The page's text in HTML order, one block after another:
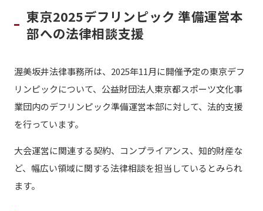
東京2025デフリンピック 準備運営本
部への法律相談支援
渥美坂井法律事務所は、2025年11月に開催予定の東京デフ
リンピックについて、公益財団法人東京都スポーツ文化事
業団内のデフリンピック準備運営本部に対して、法的支援
を行っています。
大会運営に関連する契約、コンプライアンス、知的財産な
ど、幅広い領域に関する法律相談を担当しているとみられ
ます。